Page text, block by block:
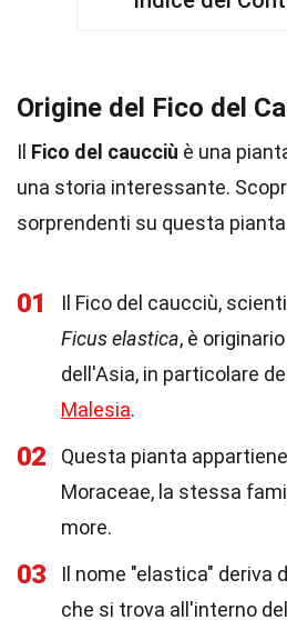
Origine del Fico del
Il Fico del caucciù è una
una storia interessante.
sorprendenti su questa
01
Il Fico del caucciù,
Ficus elastica, è
dell'Asia, in particolare
Malesia.
02
Questa pianta
Moraceae, la stessa
more.
03
Il nome "elastica" deriva
che si trova all'interno